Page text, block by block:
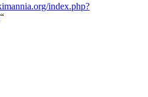
index.php?
“